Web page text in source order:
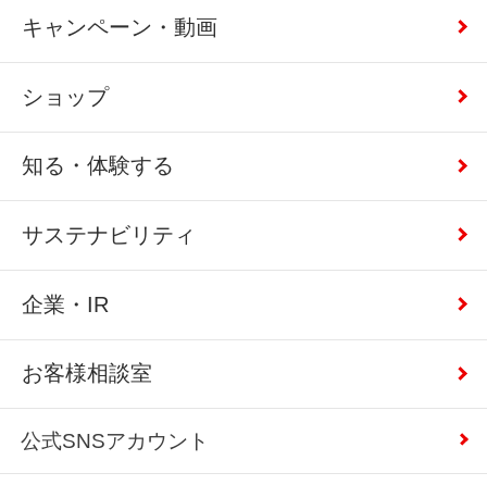
キャンペーン・動画
ショップ
知る・体験する
サステナビリティ
企業・IR
お客様相談室
公式SNSアカウント